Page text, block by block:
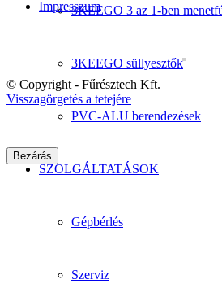
3KEEGO 3 az 1-ben
3KEEGO süllyesztők
PVC-ALU berendezések
SZOLGÁLTATÁSOK
Gépbérlés
Szerviz
Impresszum
© Copyright - Fűrésztech Kft.
Visszagörgetés a tetejére
Bezárás